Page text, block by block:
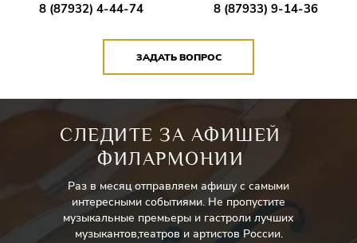
8 (87932) 4-44-74 8 (87933) 9-14-36
ЗАДАТЬ ВОПРОС
СЛЕДИТЕ ЗА АФИШЕЙ
ФИЛАРМОНИИ
Раз в месяц отправляем афишу с самыми
интересными событиями. Не пропустите
музыкальные премьеры и гастроли лучших
музыкантов,театров и артистов России.